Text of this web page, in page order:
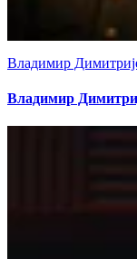
Владимир
Владимир